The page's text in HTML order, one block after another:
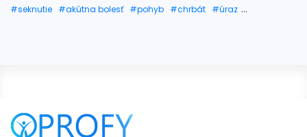
#seknutie #akútna bolesť #pohyb #chrbát #úraz